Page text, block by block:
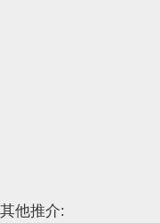
其他推介: